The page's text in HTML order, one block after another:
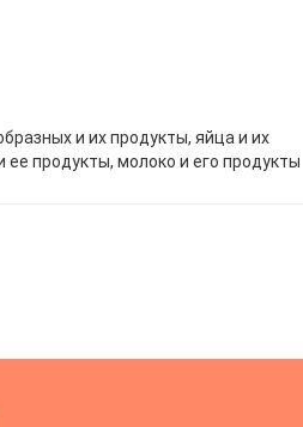
и их продукты, яйца и их
ее продукты, молоко и его продукты